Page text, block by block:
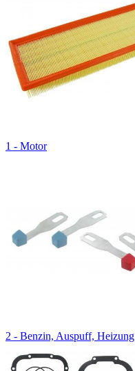
1 - Motor
2 - Benzin, Auspuff, Heizung